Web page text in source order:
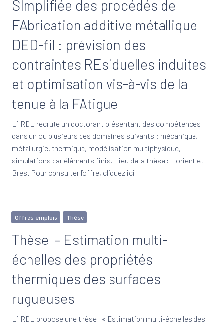
SImplifiée des procédés de
FAbrication additive métallique
DED-fil : prévision des
contraintes REsiduelles induites
et optimisation vis-à-vis de la
tenue à la FAtigue
L’IRDL recrute un doctorant présentant des compétences
dans un ou plusieurs des domaines suivants : mécanique,
métallurgie, thermique, modélisation multiphysique,
simulations par éléments finis. Lieu de la thèse : Lorient et
Brest Pour consulter l’offre, cliquez ici
Offres emplois Thèse
Thèse – Estimation multi-
échelles des propriétés
thermiques des surfaces
rugueuses
L’IRDL propose une thèse « Estimation multi-échelles des